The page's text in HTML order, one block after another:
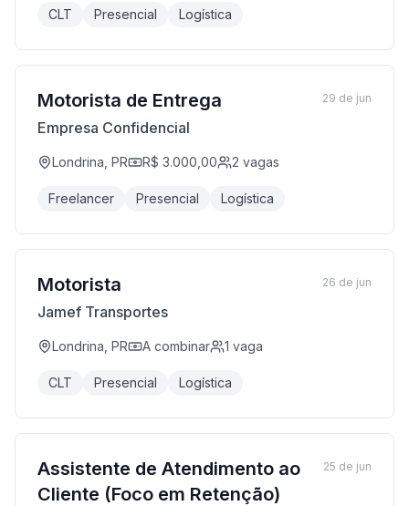
CLT Presencial Logística
Motorista de Entrega
Empresa Confidencial
Londrina, PR R$ 3.000,00 2 vagas
Freelancer Presencial Logística
29 de jun
Motorista
Jamef Transportes
Londrina, PR A combinar 1 vaga
CLT Presencial Logística
26 de jun
Assistente de Atendimento ao
Cliente (Foco em Retenção)
25 de jun